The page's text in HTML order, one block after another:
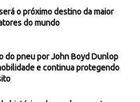
o próximo destino da maior
do mundo
do pneu por John Boyd Dunlop
e continua protegendo